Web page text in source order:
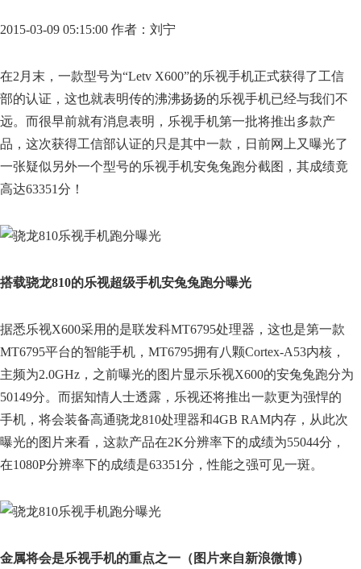
2015-03-09 05:15:00 作者：刘宁
在2月末，一款型号为“Letv X600”的乐视手机正式获得了工信
部的认证，这也就表明传的沸沸扬扬的乐视手机已经与我们不
远。而很早前就有消息表明，乐视手机第一批将推出多款产
品，这次获得工信部认证的只是其中一款，日前网上又曝光了
一张疑似另外一个型号的乐视手机安兔兔跑分截图，其成绩竟
高达63351分！
搭载骁龙810的乐视超级手机安兔兔跑分曝光
据悉乐视X600采用的是联发科MT6795处理器，这也是第一款
MT6795平台的智能手机，MT6795拥有八颗Cortex-A53内核，
主频为2.0GHz，之前曝光的图片显示乐视X600的安兔兔跑分为
50149分。而据知情人士透露，乐视还将推出一款更为强悍的
手机，将会装备高通骁龙810处理器和4GB RAM内存，从此次
曝光的图片来看，这款产品在2K分辨率下的成绩为55044分，
在1080P分辨率下的成绩是63351分，性能之强可见一斑。
金属将会是乐视手机的重点之一（图片来自新浪微博）